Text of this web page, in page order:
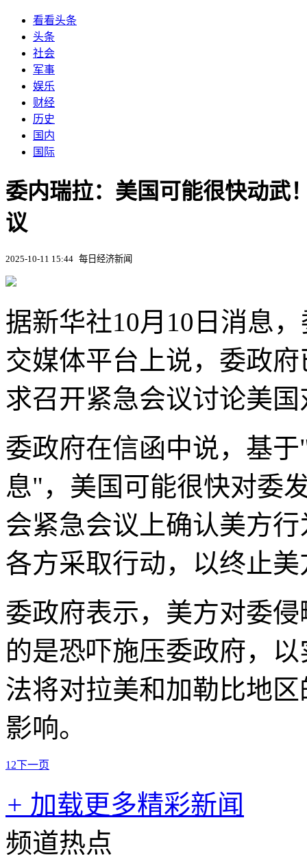
看看头条
头条
社会
军事
娱乐
财经
历史
国内
国际
委内瑞拉：美国可能很快动武
议
2025-10-11 15:44 每日经济新闻
据新华社10月10日消息
交媒体平台上说，委政
求召开紧急会议讨论美
委政府在信函中说，基
息"，美国可能很快对委
会紧急会议上确认美方
各方采取行动，以终止
委政府表示，美方对委
的是恐吓施压委政府，
法将对拉美和加勒比地
影响。
1 2下一页
+ 加载更多精彩新闻
频道热点